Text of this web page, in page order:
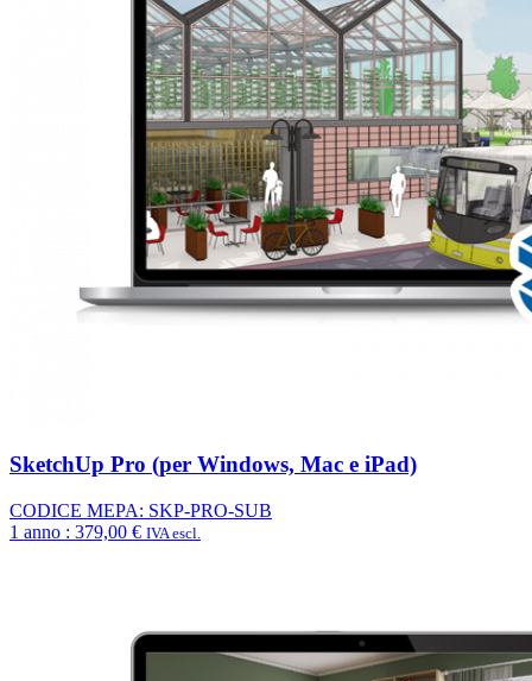
SketchUp Pro (per Windows, Mac e iPad)
CODICE MEPA: SKP-PRO-SUB
1 anno : 379,00 € IVA escl.